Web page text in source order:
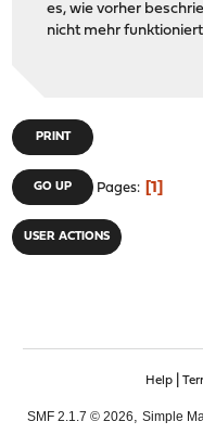
es, wie vorher
nicht mehr
PRINT
GO UP Pages 1
USER ACTIONS
Help|
SMF 2.1.7 © 2026, Simple